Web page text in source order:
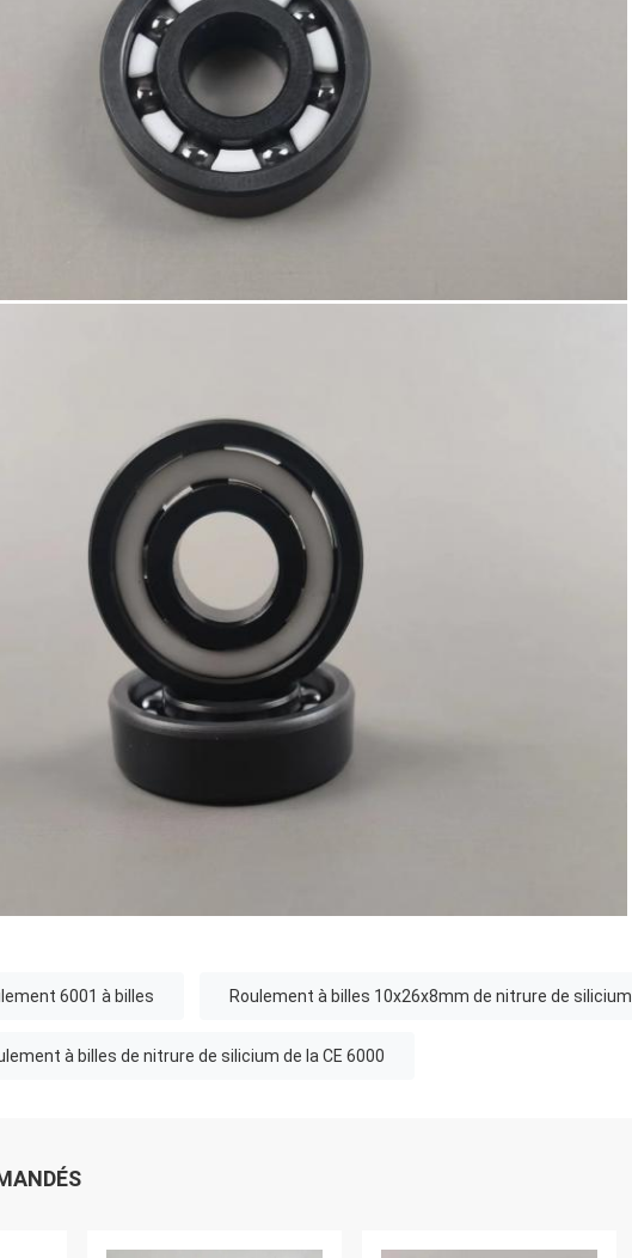
6001 à billes Roulement à billes 10x26x8mm de nitrure de silicium
à billes de nitrure de silicium de la CE 6000